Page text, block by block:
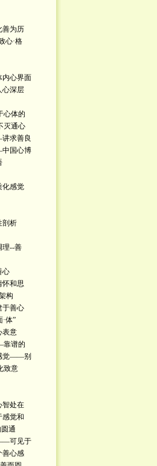
善为历
心·格
心界面
心深层
心体的
灭通心
求善良
国心博
化感觉
剖析
理--善
心
怀和思
构
于善心
体”
表意
靠谱的
觉——别
致意
智处在
感觉和
通
可见于
善心感